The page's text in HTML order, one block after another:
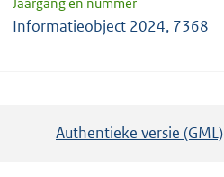
Informatieobject 2024, 7368
Authentieke versie (GML)